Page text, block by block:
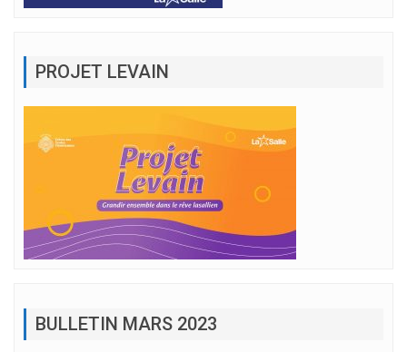
PROJET LEVAIN
BULLETIN MARS 2023